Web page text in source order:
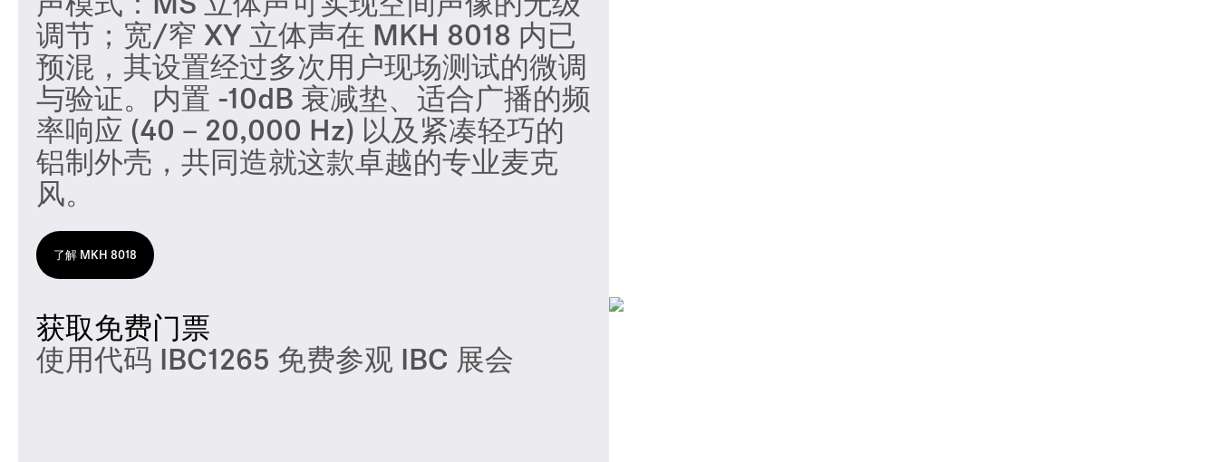
声模式：MS 立体声可实现空间声像的无级
调节；宽/窄 XY 立体声在 MKH 8018 内已
预混，其设置经过多次用户现场测试的微调
与验证。内置 -10dB 衰减垫、适合广播的频
率响应 (40 – 20,000 Hz) 以及紧凑轻巧的
铝制外壳，共同造就这款卓越的专业麦克
风。
了解 MKH 8018
获取免费门票
使用代码 IBC1265 免费参观 IBC 展会